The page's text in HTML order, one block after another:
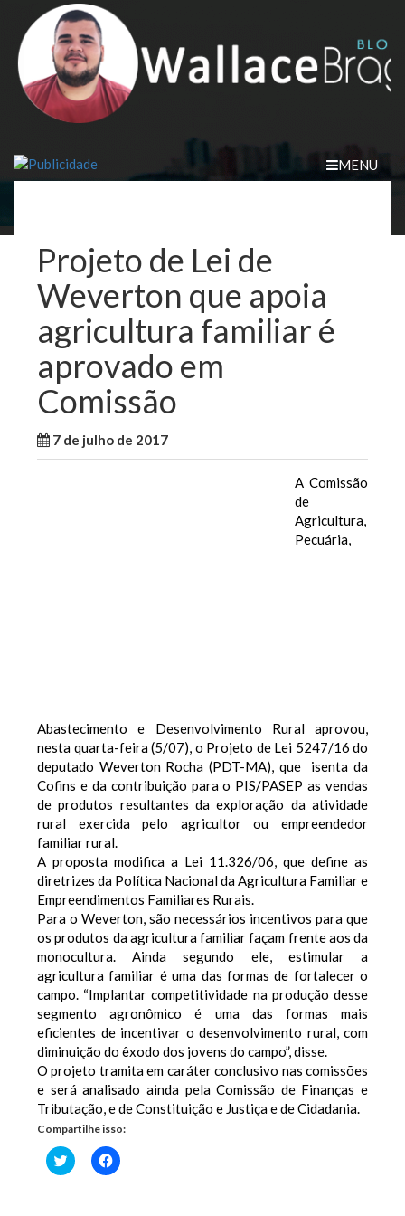
content
MENU
Projeto de Lei de
Weverton que apoia
agricultura familiar é
aprovado em
Comissão
7 de julho de 2017
A Comissão
de
Agricultura,
Pecuária,
Abastecimento e Desenvolvimento Rural aprovou,
nesta quarta-feira (5/07), o Projeto de Lei 5247/16 do
deputado Weverton Rocha (PDT-MA), que isenta da
Cofins e da contribuição para o PIS/PASEP as vendas
de produtos resultantes da exploração da atividade
rural exercida pelo agricultor ou empreendedor
familiar rural.
A proposta modifica a Lei 11.326/06, que define as
diretrizes da Política Nacional da Agricultura Familiar e
Empreendimentos Familiares Rurais.
Para o Weverton, são necessários incentivos para que
os produtos da agricultura familiar façam frente aos da
monocultura. Ainda segundo ele, estimular a
agricultura familiar é uma das formas de fortalecer o
campo. “Implantar competitividade na produção desse
segmento agronômico é uma das formas mais
eficientes de incentivar o desenvolvimento rural, com
diminuição do êxodo dos jovens do campo”, disse.
O projeto tramita em caráter conclusivo nas comissões
e será analisado ainda pela Comissão de Finanças e
Tributação, e de Constituição e Justiça e de Cidadania.
Compartilhe isso:
Clique
para
Clique
para